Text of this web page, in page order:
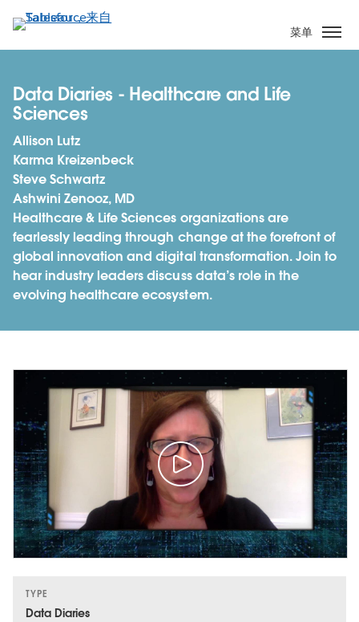
转
到
菜单
Data Diaries - Healthcare and Life
Sciences
Allison Lutz
Karma Kreizenbeck
Steve Schwartz
Ashwini Zenooz, MD
Healthcare & Life Sciences organizations are
fearlessly leading through change at the forefront of
global innovation and digital transformation. Join to
hear industry leaders discuss data’s role in the
evolving healthcare ecosystem.
TYPE
Data Diaries